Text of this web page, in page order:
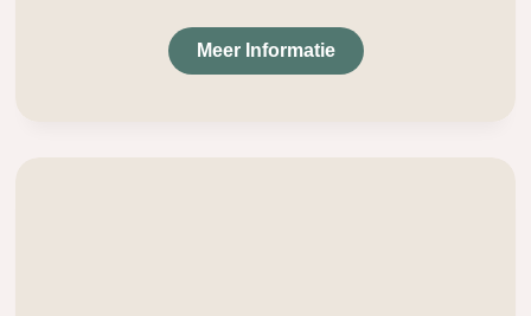
Meer Informatie